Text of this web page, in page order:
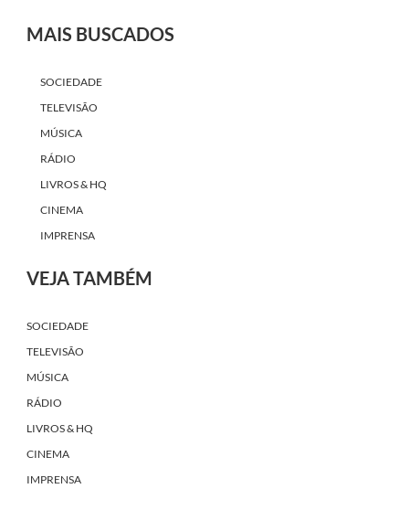
MAIS BUSCADOS
SOCIEDADE
TELEVISÃO
MÚSICA
RÁDIO
LIVROS & HQ
CINEMA
IMPRENSA
VEJA TAMBÉM
SOCIEDADE
TELEVISÃO
MÚSICA
RÁDIO
LIVROS & HQ
CINEMA
IMPRENSA